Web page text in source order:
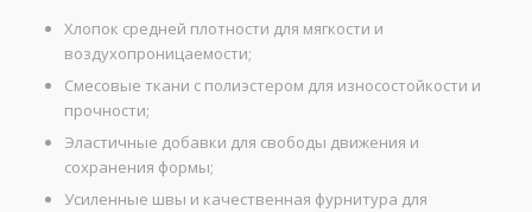
Хлопок средней плотности для мягкости и
воздухопроницаемости;
Смесовые ткани с полиэстером для износостойкости и
прочности;
Эластичные добавки для свободы движения и
сохранения формы;
Усиленные швы и качественная фурнитура для